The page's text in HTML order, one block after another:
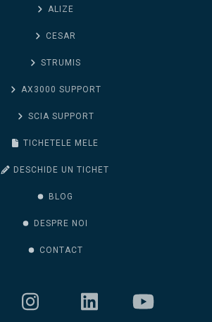
ALIZE
CESAR
STRUMIS
AX3000 SUPPORT
SCIA SUPPORT
TICHETELE MELE
DESCHIDE UN TICHET
BLOG
DESPRE NOI
CONTACT